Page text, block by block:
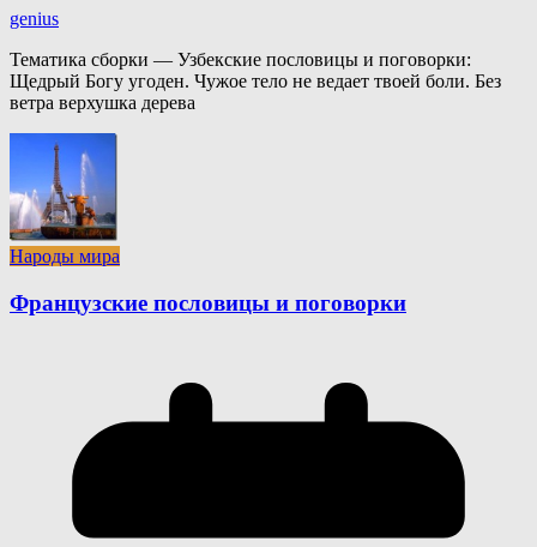
genius
Тематика сборки — Узбекские пословицы и поговорки:
Щедрый Богу угоден. Чужое тело не ведает твоей боли. Без
ветра верхушка дерева
Народы мира
Французские пословицы и поговорки